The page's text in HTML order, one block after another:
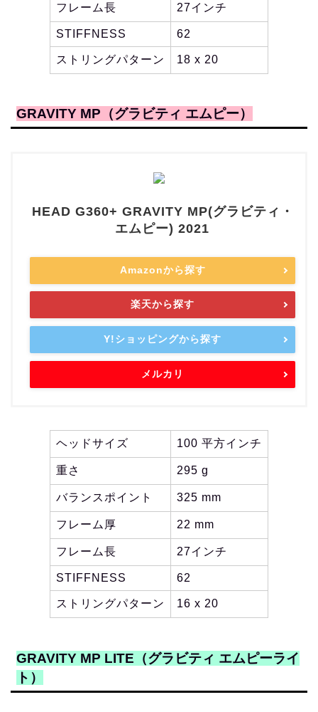
フレーム長 27インチ
STIFFNESS 62
ストリングパターン 18 x 20
GRAVITY MP（グラビティ エムピー）
HEAD G360+ GRAVITY MP(グラビティ・
エムピー) 2021
Amazonから探す
楽天から探す
Y!ショッピングから探す
メルカリ
ヘッドサイズ 100 平方インチ
重さ 295 g
バランスポイント 325 mm
フレーム厚 22 mm
フレーム長 27インチ
STIFFNESS 62
ストリングパターン 16 x 20
GRAVITY MP LITE（グラビティ エムピーライ
ト）